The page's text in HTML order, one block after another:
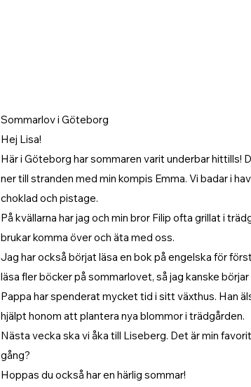
Sommarlov i Göteborg
Hej Lisa!
Här i Göteborg har sommaren varit underbar hittills!
ner till stranden med min kompis Emma. Vi badar i
choklad och pistage.
På kvällarna har jag och min bror Filip ofta grillat i
brukar komma över och äta med oss.
Jag har också börjat läsa en bok på engelska för
läsa fler böcker på sommarlovet, så jag kanske börjar
Pappa har spenderat mycket tid i sitt växthus. Han
hjälpt honom att plantera nya blommor i trädgården.
Nästa vecka ska vi åka till Liseberg. Det är min
gång?
Hoppas du också har en härlig sommar!